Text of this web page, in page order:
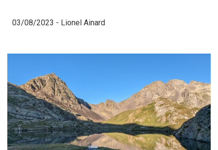
03/08/2023 - Lionel Ainard